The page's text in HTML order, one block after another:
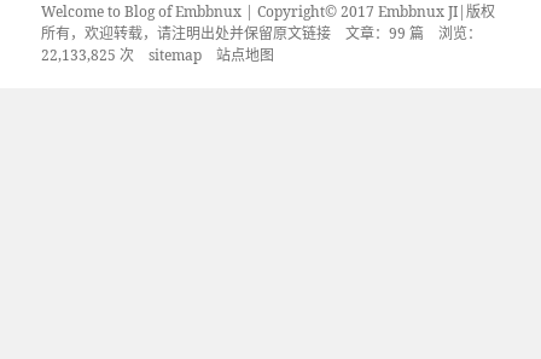
Welcome to Blog of Embbnux | Copyright© 2017 Embbnux JI|版权
所有，欢迎转载，请注明出处并保留原文链接 文章：99 篇 浏览：
22,133,825 次sitemap 站点地图